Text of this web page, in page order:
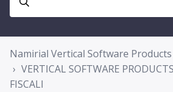
Namirial Vertical Software Products
VERTICAL SOFTWARE
FISCALI